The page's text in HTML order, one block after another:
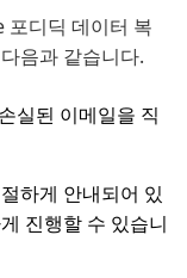
디딕 데이터 복
음과 같습니다.
실된 이메일을 직
하게 안내되어 있
진행할 수 있습니